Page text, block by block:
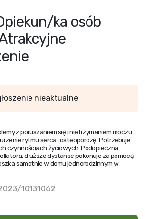
ka osób
nieaktualne
z poruszaniem się i nietrzymaniem moczu.
rytmu serca i osteoporozę. Potrzebuje
czynnościach życiowych. Podopieczna
dłuższe dystanse pokonuje za pomocą
samotnie w domu jednorodzinnym w
10131062